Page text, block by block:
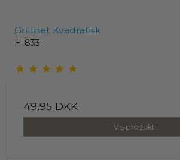
Grillnet Kvadratisk
H-833
49,95 DKK
Vis produkt